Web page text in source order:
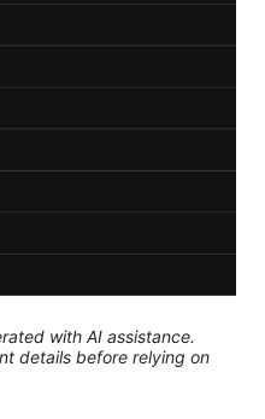
with AI assistance.
details before relying on